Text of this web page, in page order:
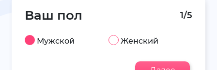
Ваш пол 1/5
Мужской Женский